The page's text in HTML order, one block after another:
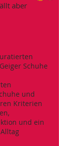
aber
Schuhe
und
Kriterien
und ein